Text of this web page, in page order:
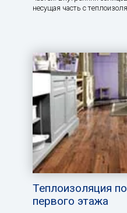
несущая часть с
Теплоизоляция
первого этажа